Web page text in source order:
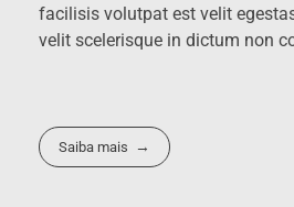
facilisis volutpat est velit
velit scelerisque in dictum non
Saiba mais